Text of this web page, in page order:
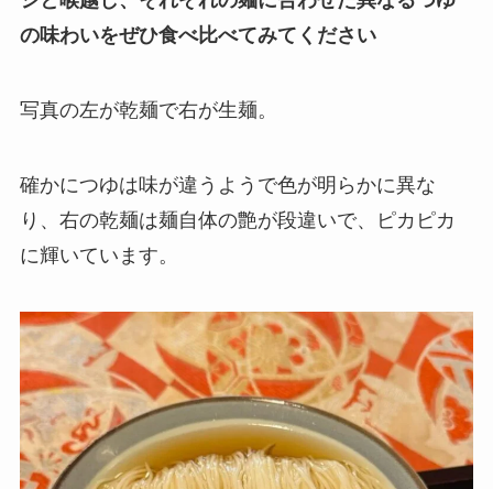
の味わいをぜひ食べ比べてみてください
写真の左が乾麺で右が生麺。
確かにつゆは味が違うようで色が明らかに異な
り、右の乾麺は麺自体の艶が段違いで、ピカピカ
に輝いています。